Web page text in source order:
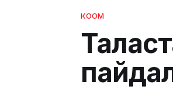
КООМ